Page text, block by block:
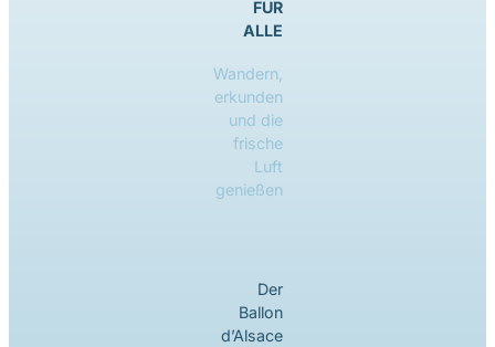
FÜR
ALLE
Wandern,
erkunden
und die
frische
Luft
genießen
Der
Ballon
d’Alsace